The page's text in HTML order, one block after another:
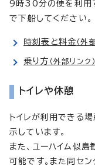
9時30分の便を利用
で下船してください。
時刻表と料金 （外
乗り方 （外部リンク）
トイレや休憩
トイレが利用できる
示しています。
また、ユーハイム似
可能です。また同セン